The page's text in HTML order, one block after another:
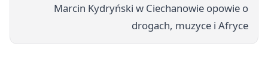
Marcin Kydryński w Ciechanowie opowie o
drogach, muzyce i Afryce